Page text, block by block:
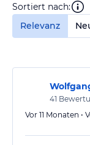
Sortiert nach:
Relevanz
41
Vor 11 Monaten •